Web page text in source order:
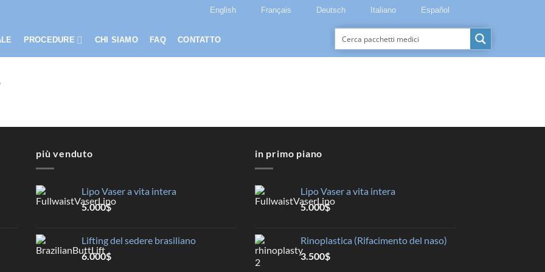
English Français Deutsch Italiano Español
PROCEDURE CHI SIAMO FAQ CONTATTO
più venduto
Lipo Vaser a vita intera
5.000$
Lifting del sedere brasiliano
6.000$
in primo piano
Lipo Vaser a vita intera
5.000$
Rinoplastica (Rifacimento del naso)
3.500$